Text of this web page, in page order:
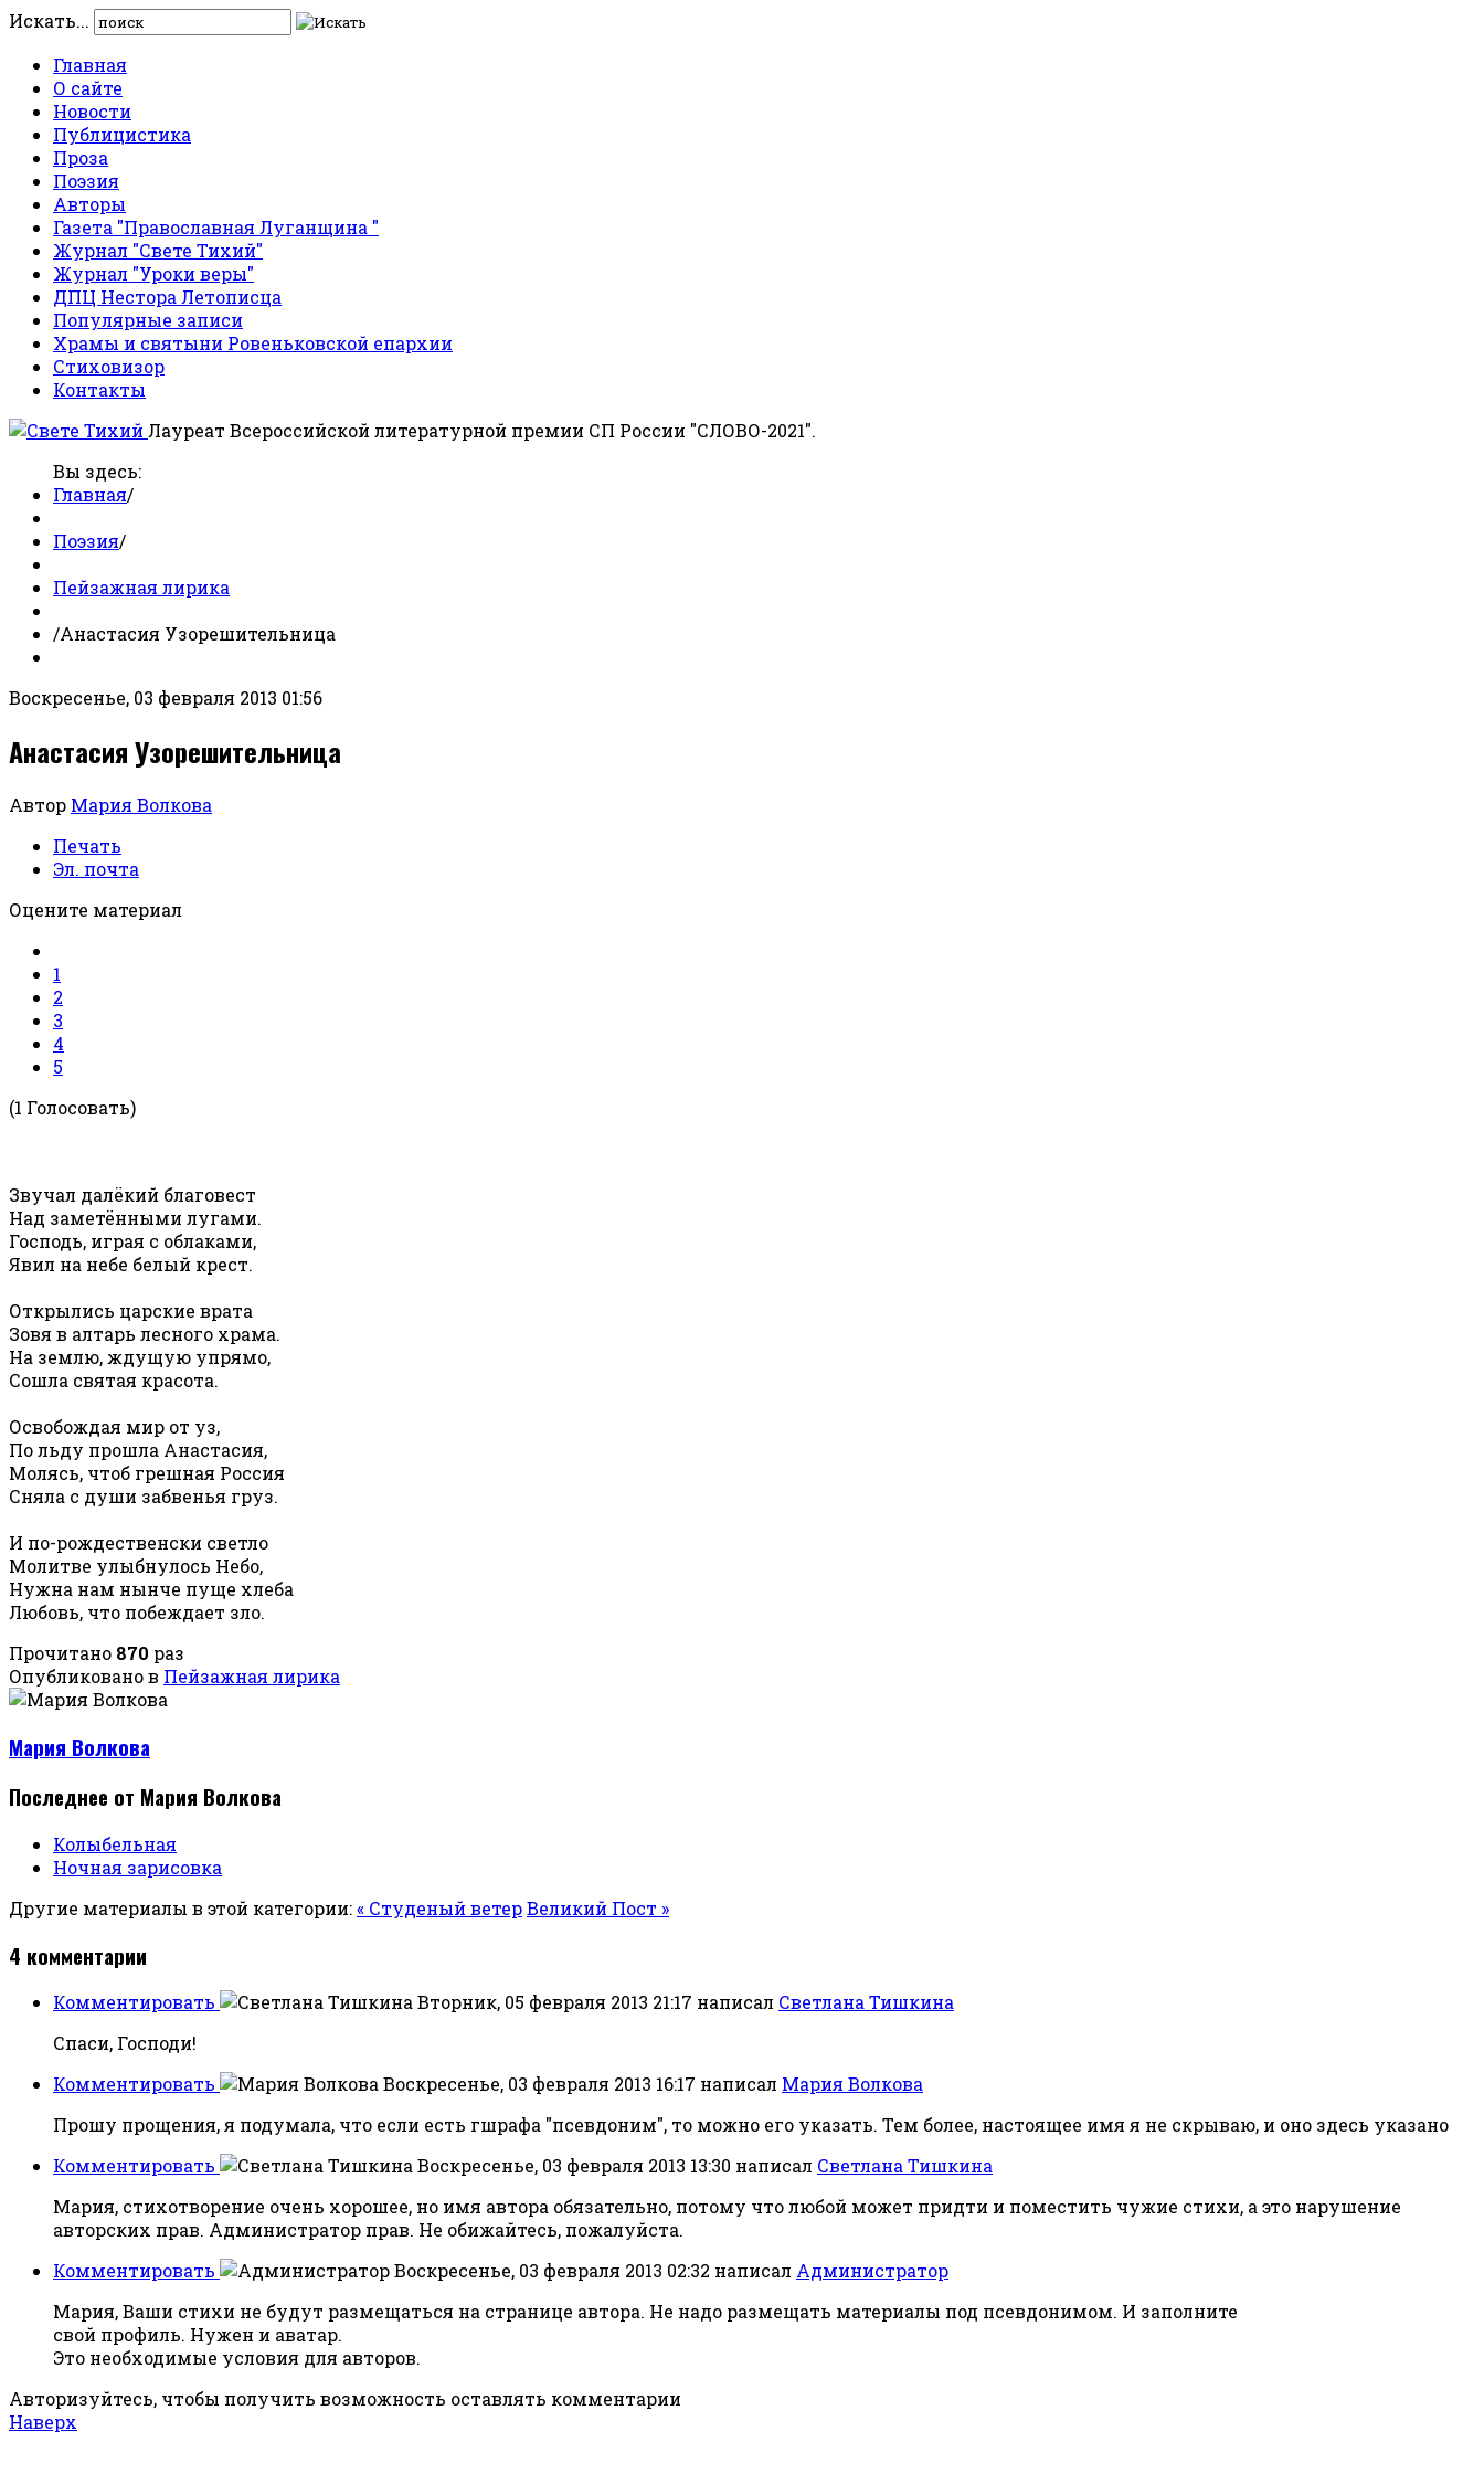
Искать...
Главная
О сайте
Новости
Публицистика
Проза
Поэзия
Авторы
Газета "Православная Луганщина "
Журнал "Свете Тихий"
Журнал "Уроки веры"
ДПЦ Нестора Летописца
Популярные записи
Храмы и святыни Ровеньковской епархии
Стиховизор
Контакты
Лауреат Всероссийской литературной премии СП России "СЛОВО-2021".
Вы здесь:
Главная/
Поэзия/
Пейзажная лирика
/Анастасия Узорешительница
Воскресенье, 03 февраля 2013 01:56
Анастасия Узорешительница
Автор Мария Волкова
Печать
Эл. почта
Оцените материал
1
2
3
4
5
(1 Голосовать)
Звучал далёкий благовест
Над заметёнными лугами.
Господь, играя с облаками,
Явил на небе белый крест.
Открылись царские врата
Зовя в алтарь лесного храма.
На землю, ждущую упрямо,
Сошла святая красота.
Освобождая мир от уз,
По льду прошла Анастасия,
Молясь, чтоб грешная Россия
Сняла с души забвенья груз.
И по-рождественски светло
Молитве улыбнулось Небо,
Нужна нам нынче пуще хлеба
Любовь, что побеждает зло.
Прочитано 870 раз
Опубликовано в Пейзажная лирика
Мария Волкова
Последнее от Мария Волкова
Колыбельная
Ночная зарисовка
Другие материалы в этой категории:« Студеный ветерВеликий Пост »
4 комментарии
Комментировать Вторник, 05 февраля 2013 21:17 написал Светлана Тишкина
Спаси, Господи!
Комментировать
Воскресенье, 03 февраля 2013 16:17 написал Мария Волкова
Прошу прощения, я подумала, что если есть гшрафа "псевдоним", то можно его указать. Тем более, настоящее имя я не скрываю, и оно здесь указано
Комментировать
Воскресенье, 03 февраля 2013 13:30 написал Светлана Тишкина
Мария, стихотворение очень хорошее, но имя автора обязательно, потому что любой может придти и поместить чужие стихи, а это нарушение
авторских прав. Администратор прав. Не обижайтесь, пожалуйста.
Комментировать
Воскресенье, 03 февраля 2013 02:32 написал Администратор
Мария, Ваши стихи не будут размещаться на странице автора. Не надо размещать материалы под псевдонимом. И заполните
свой профиль. Нужен и аватар.
Это необходимые условия для авторов.
Авторизуйтесь, чтобы получить возможность оставлять комментарии
Наверх